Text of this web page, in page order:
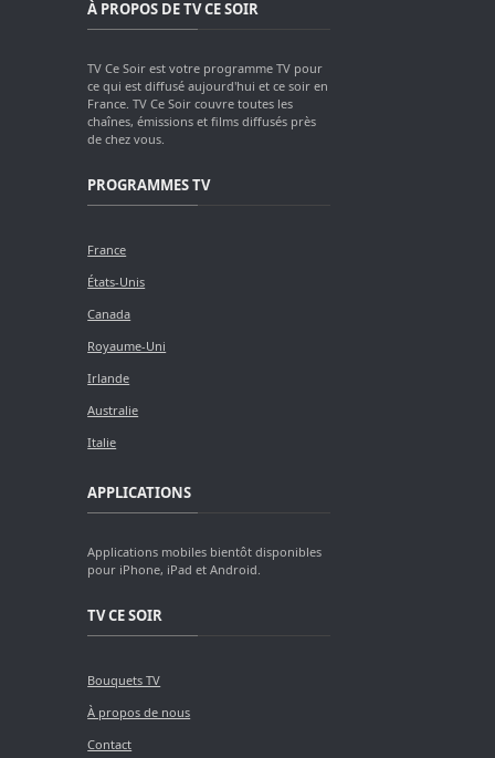
À PROPOS DE TV CE SOIR
TV Ce Soir est votre programme TV pour
ce qui est diffusé aujourd'hui et ce soir en
France. TV Ce Soir couvre toutes les
chaînes, émissions et films diffusés près
de chez vous.
PROGRAMMES TV
France
États-Unis
Canada
Royaume-Uni
Irlande
Australie
Italie
APPLICATIONS
Applications mobiles bientôt disponibles
pour iPhone, iPad et Android.
TV CE SOIR
Bouquets TV
À propos de nous
Contact